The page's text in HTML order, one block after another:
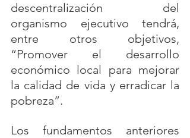
descentralización del
organismo ejecutivo tendrá,
entre otros objetivos,
“Promover el desarrollo
económico local para mejorar
la calidad de vida y erradicar la
pobreza”.
Los fundamentos anteriores